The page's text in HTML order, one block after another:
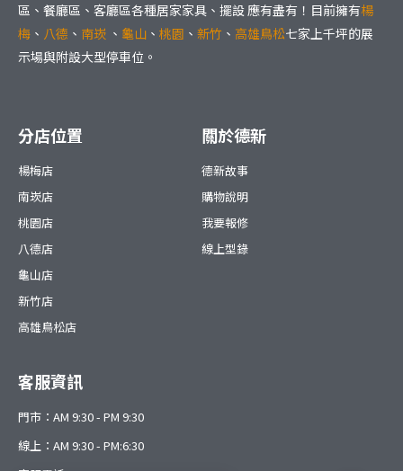
區、餐廳區、客廳區各種居家家具、擺設 應有盡有！目前擁有楊
梅 、 八德 、 南崁 、 龜山 、 桃園 、 新竹 、 高雄鳥松七家上千坪的展
示場與附設大型停車位。
分店位置
楊梅店
南崁店
桃園店
八德店
龜山店
新竹店
高雄鳥松店
關於德新
德新故事
購物說明
我要報修
線上型錄
客服資訊
門市：AM 9:30 - PM 9:30
線上：AM 9:30 - PM:6:30